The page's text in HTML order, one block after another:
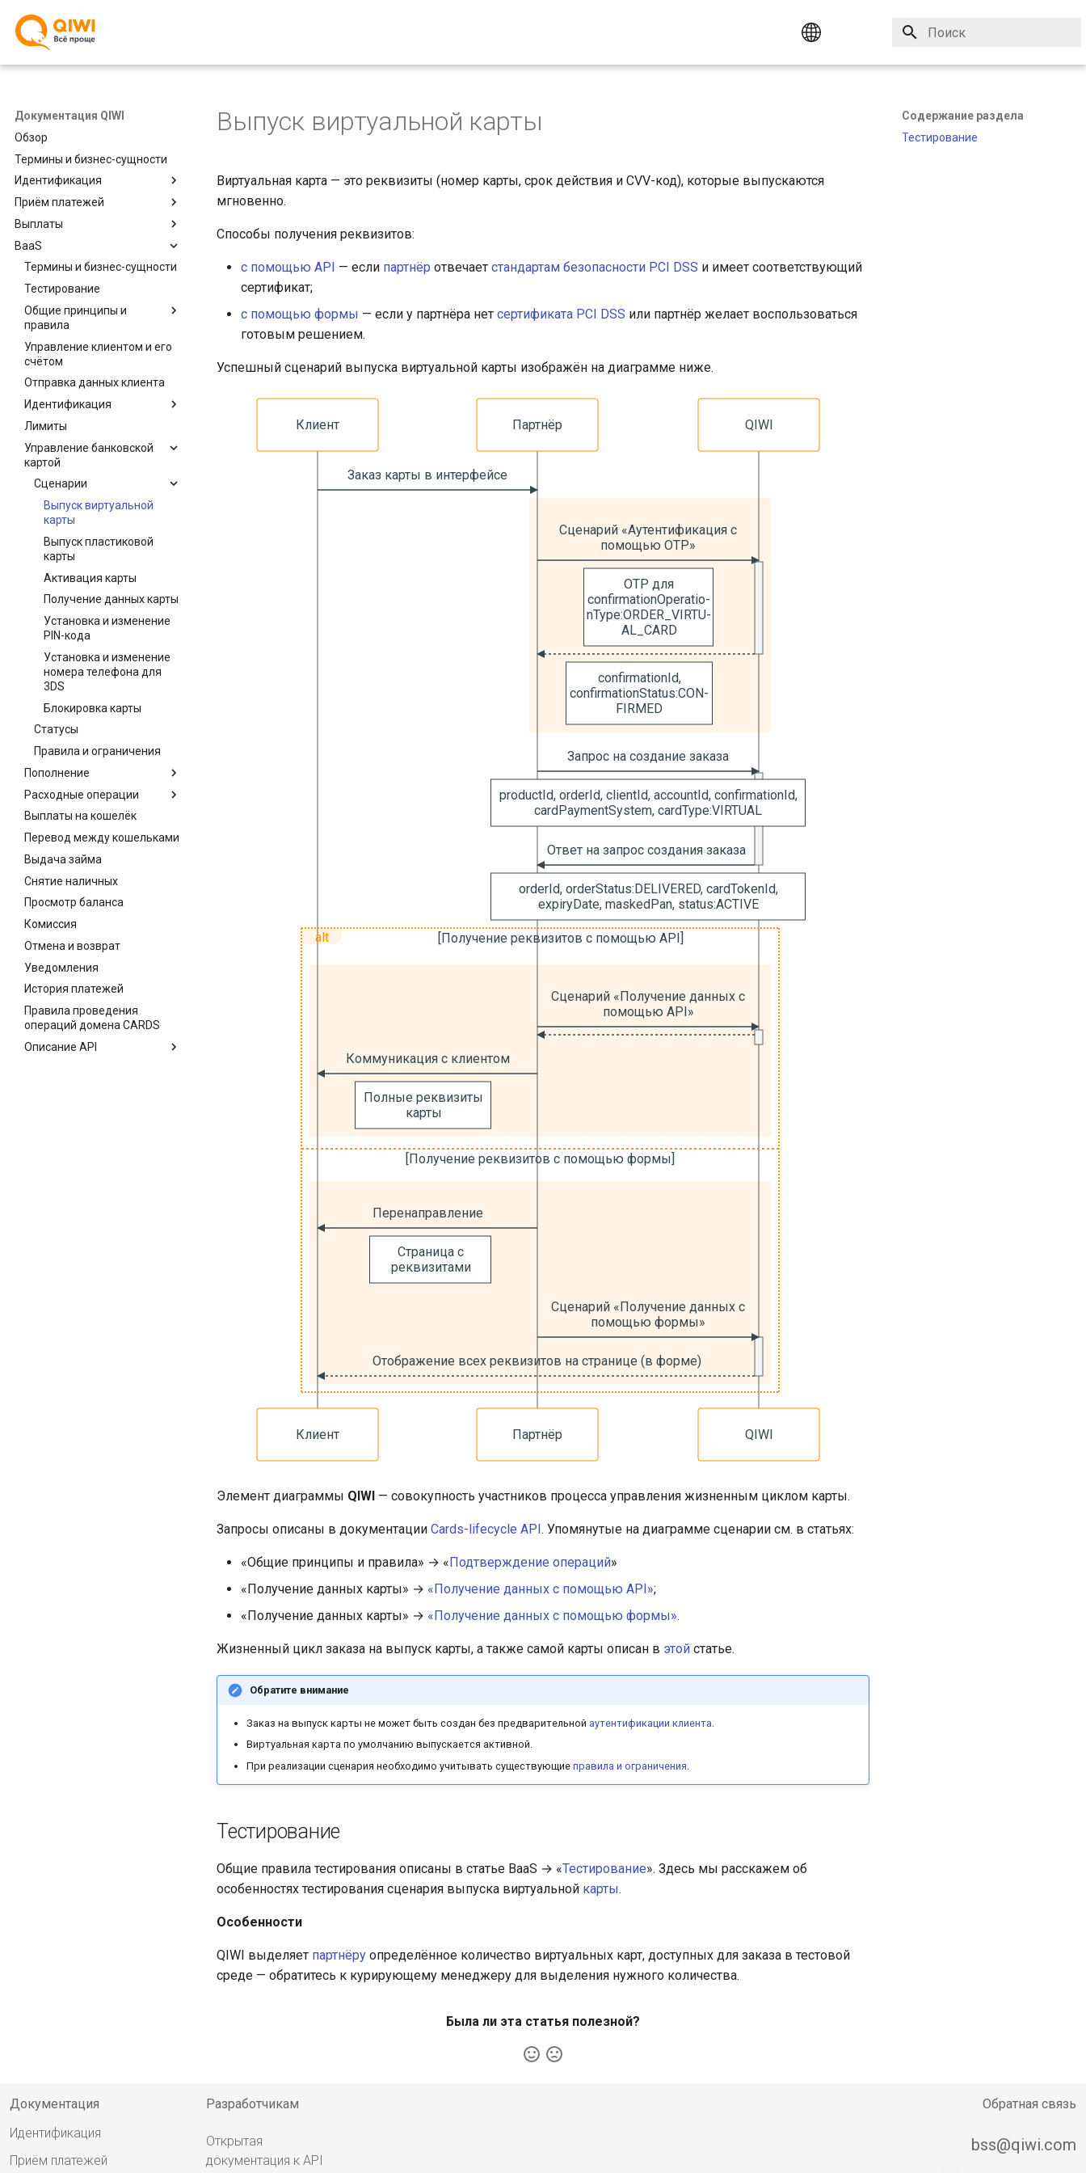
Документация QIWI
Обзор
Термины и бизнес-сущности
Идентификация
Приём платежей
Выплаты
BaaS
Термины и бизнес-сущности
Тестирование
Общие принципы и
правила
Управление клиентом и его
счётом
Отправка данных клиента
Идентификация
Лимиты
Управление банковской
картой
Сценарии
Выпуск виртуальной
карты
Выпуск пластиковой
карты
Активация карты
Получение данных карты
Установка и изменение
PIN-кода
Установка и изменение
номера телефона для
3DS
Блокировка карты
Статусы
Правила и ограничения
Пополнение
Расходные операции
Выплаты на кошелёк
Перевод между кошельками
Выдача займа
Снятие наличных
Просмотр баланса
Комиссия
Отмена и возврат
Уведомления
История платежей
Правила проведения
операций домена CARDS
Описание API
Содержание раздела
Тестирование
Выпуск виртуальной карты
Виртуальная карта — это реквизиты (номер карты, срок действия и CVV-код), которые выпускаются
мгновенно.
Способы получения реквизитов:
с помощью API — если партнёр отвечает стандартам безопасности PCI DSS и имеет соответствующий
сертификат;
с помощью формы — если у партнёра нет сертификата PCI DSS или партнёр желает воспользоваться
готовым решением.
Успешный сценарий выпуска виртуальной карты изображён на диаграмме ниже.
Элемент диаграммы QIWI — совокупность участников процесса управления жизненным циклом карты.
Запросы описаны в документации Cards-lifecycle API. Упомянутые на диаграмме сценарии см. в статьях:
«Общие принципы и правила» → «Подтверждение операций»
«Получение данных карты» → «Получение данных с помощью API»;
«Получение данных карты» → «Получение данных с помощью формы».
Жизненный цикл заказа на выпуск карты, а также самой карты описан в этой статье.
Обратите внимание
Заказ на выпуск карты не может быть создан без предварительной аутентификации клиента
Виртуальная карта по умолчанию выпускается активной.
При реализации сценария необходимо учитывать существующие правила и ограничения
Тестирование
Общие правила тестирования описаны в статье BaaS → «Тестирование». Здесь мы расскажем об
особенностях тестирования сценария выпуска виртуальной карты.
Особенности
QIWI выделяет партнёру определённое количество виртуальных карт, доступных для заказа в тестовой
среде — обратитесь к курирующему менеджеру для выделения нужного количества.
Была ли эта статья полезной?
Документация
Идентификация
Приём платежей
Разработчикам
Открытая
документация к API
Обратная связь
bss@qiwi.com